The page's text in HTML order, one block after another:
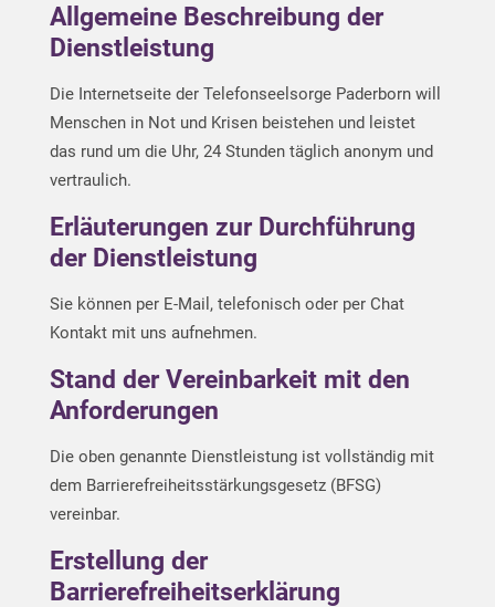
Allgemeine Beschreibung der
Dienstleistung
Die Internetseite der Telefonseelsorge Paderborn will
Menschen in Not und Krisen beistehen und leistet
das rund um die Uhr, 24 Stunden täglich anonym und
vertraulich.
Erläuterungen zur Durchführung
der Dienstleistung
Sie können per E-Mail, telefonisch oder per Chat
Kontakt mit uns aufnehmen.
Stand der Vereinbarkeit mit den
Anforderungen
Die oben genannte Dienstleistung ist vollständig mit
dem Barrierefreiheitsstärkungsgesetz (BFSG)
vereinbar.
Erstellung der
Barrierefreiheitserklärung